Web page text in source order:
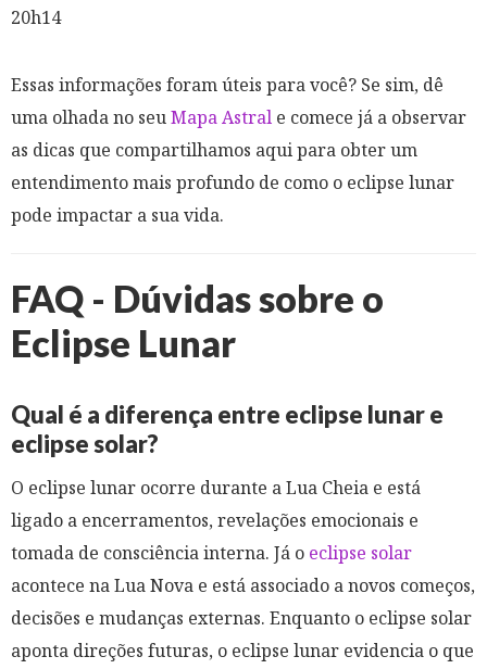
20h14
Essas informações foram úteis para você? Se sim, dê
uma olhada no seuMapa Astral e comece já a observar
as dicas que compartilhamos aqui para obter um
entendimento mais profundo de como o eclipse lunar
pode impactar a sua vida.
FAQ - Dúvidas sobre o
Eclipse Lunar
Qual é a diferença entre eclipse lunar e
eclipse solar?
O eclipse lunar ocorre durante a Lua Cheia e está
ligado a encerramentos, revelações emocionais e
tomada de consciência interna. Já o eclipse solar
acontece na Lua Nova e está associado a novos começos,
decisões e mudanças externas. Enquanto o eclipse solar
aponta direções futuras, o eclipse lunar evidencia o que